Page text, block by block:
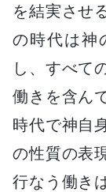
を結実させ
の時代は神
し、すべて
働きを含ん
時代で神自
の性質の表
行なう働き